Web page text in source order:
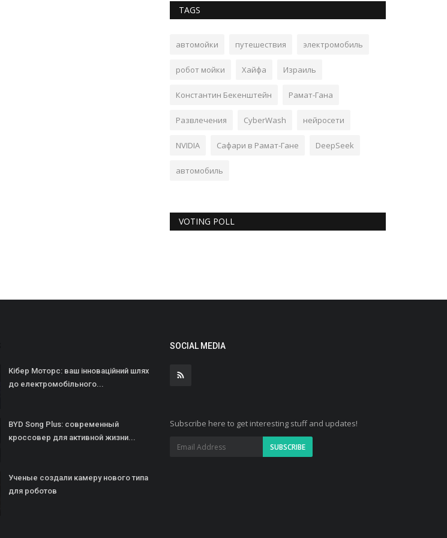
TAGS
автомойки путешествия электромобиль
робот мойки Хайфа Израиль
Константин Бекенштейн Рамат-Гана
Развлечения CyberWash нейросети
NVIDIA Сафари в Рамат-Гане DeepSeek
автомобиль
VOTING POLL
Кібер Моторс: ваш інноваційний шлях
до електромобільного...
BYD Song Plus: современный
кроссовер для активной жизни...
Ученые создали камеру нового типа
для роботов
SOCIAL MEDIA
Subscribe here to get interesting stuff and updates!